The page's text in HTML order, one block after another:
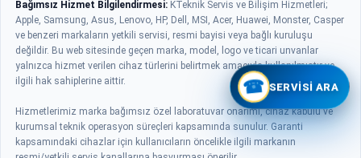
☎ SERVISI ARA
Bağımsız Hizmet Bilgilendirmesi: KTeknik Servis ve Bilişim Hizmetleri;
Apple, Samsung, Asus, Lenovo, HP, Dell, MSI, Acer, Huawei, Monster, Casper
ve benzeri markaların yetkili servisi, resmi bayisi veya bağlı kuruluşu
değildir. Bu web sitesinde geçen marka, model, logo ve ticari unvanlar
yalnızca hizmet verilen cihaz türlerini belirtmek amacıyla kullanılmıştır ve
ilgili hak sahiplerine aittir.
Hizmetlerimiz marka bağımsız özel laboratuvar onarımı, cihaz kabulü ve
kurumsal teknik operasyon süreçleri kapsamında sunulur. Garanti
kapsamındaki cihazlar için kullanıcıların öncelikle ilgili markanın